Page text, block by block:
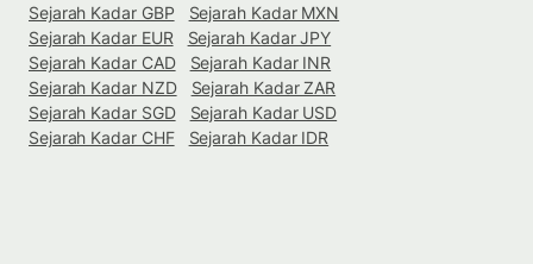
Sejarah Kadar GBP
Sejarah Kadar MXN
Sejarah Kadar EUR
Sejarah Kadar JPY
Sejarah Kadar CAD
Sejarah Kadar INR
Sejarah Kadar NZD
Sejarah Kadar ZAR
Sejarah Kadar SGD
Sejarah Kadar USD
Sejarah Kadar CHF
Sejarah Kadar IDR